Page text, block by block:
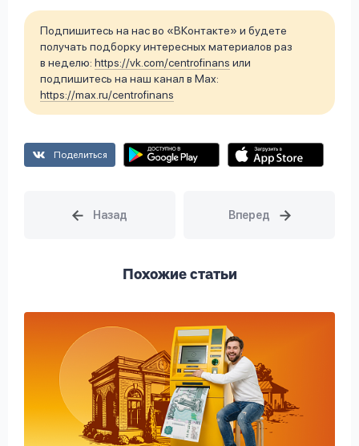
Подпишитесь на нас во «ВКонтакте» и будете
получать подборку интересных материалов раз
в неделю: https://vk.com/centrofinans или
подпишитесь на наш канал в Max:
https://max.ru/centrofinans
Поделиться
Похожие статьи